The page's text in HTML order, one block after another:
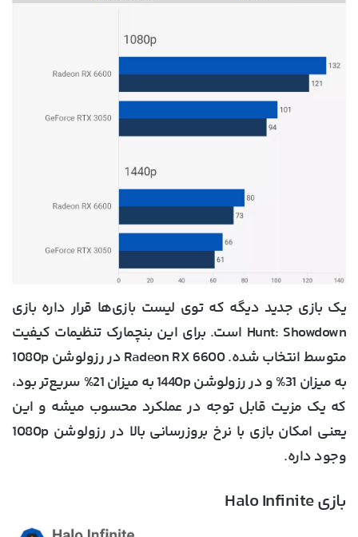
یک بازی جدید دیگه که توی لیست بازی‌ها قرار داره بازی
Hunt: Showdown است. برای این بنچمارک تنظیمات کیفیت
متوسط انتخاب شده. Radeon RX 6600 در رزولوشن 1080p
به میزان 31% و در رزولوشن 1440p به میزان 21% سریع‌تر بود،
که یک مزیت قابل توجه در عملکرد محسوب میشه و این
یعنی امکان بازی با نرخ بروزرسانی بالا در رزولوشن 1080p
وجود داره.
بازی Halo Infinite